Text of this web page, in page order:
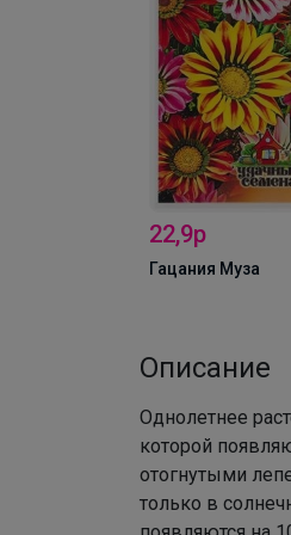
22,9р
Гацания Муза
Описание
Однолетнее
которой
отогнутыми
только в